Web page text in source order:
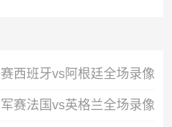
西班牙vs阿根廷全场录像
赛法国vs英格兰全场录像